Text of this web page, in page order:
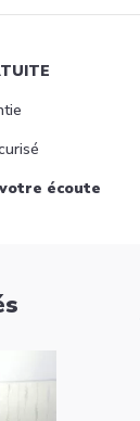
écoute